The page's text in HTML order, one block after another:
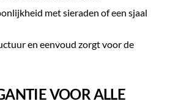
met sieraden of een sjaal
en eenvoud zorgt voor de
VOOR ALLE